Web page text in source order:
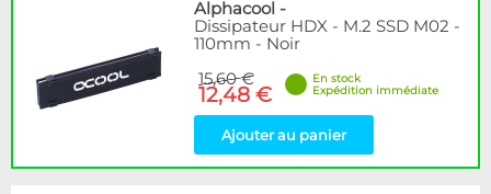
Disponibilité / Promotions
Articles en promotions
Appliquer
Alphacool -
Dissipateur HDX - M.2 SSD M02 -
110mm - Noir
15,60 €
12,48 €
En stock
Expédition immédiate
Ajouter au panier